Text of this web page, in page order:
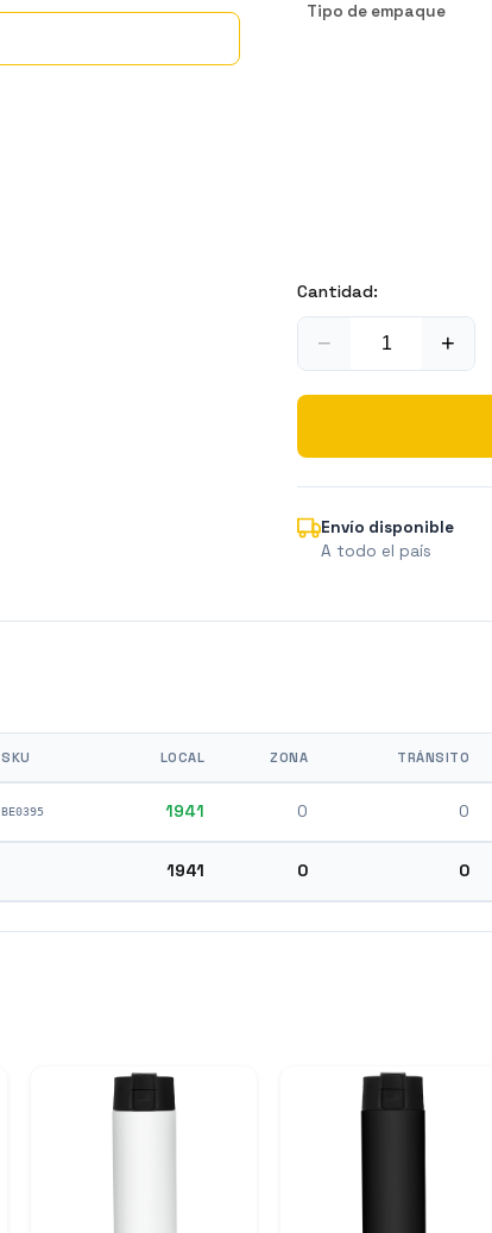
Tipo de empaque
Cantidad:
− +
Envío disponible
A todo el país
SKU LOCAL ZONA TRÁNSITO
BE0395 1941 0 0
1941 0 0